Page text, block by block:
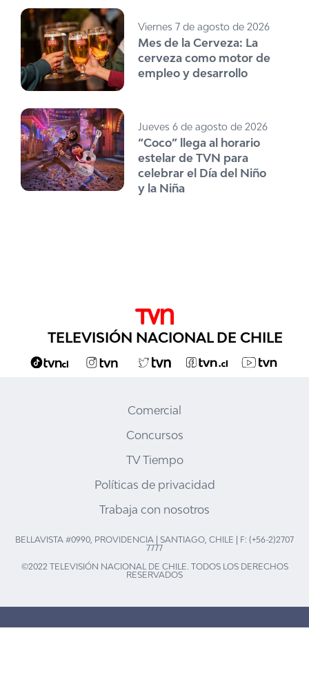
Viernes 7 de agosto de 2026
Mes de la Cerveza: La
cerveza como motor de
empleo y desarrollo
Jueves 6 de agosto de 2026
“Coco” llega al horario
estelar de TVN para
celebrar el Día del Niño
y la Niña
TELEVISIÓN NACIONAL DE CHILE
Comercial
Concursos
TV Tiempo
Políticas de privacidad
Trabaja con nosotros
BELLAVISTA #0990, PROVIDENCIA | SANTIAGO, CHILE | F: (+56-2)2707
7777
©2022 TELEVISIÓN NACIONAL DE CHILE. TODOS LOS DERECHOS
RESERVADOS